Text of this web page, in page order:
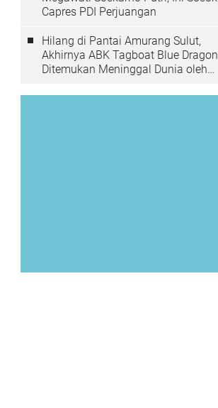
Capres PDI Perjuangan
Hilang di Pantai Amurang Sulut,
Akhirnya ABK Tagboat Blue Dragon
Ditemukan Meninggal Dunia oleh